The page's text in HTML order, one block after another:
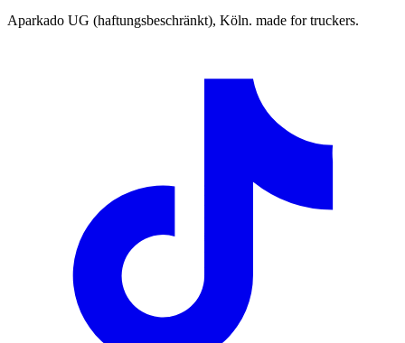
Aparkado UG (haftungsbeschränkt), Köln. made for truckers.